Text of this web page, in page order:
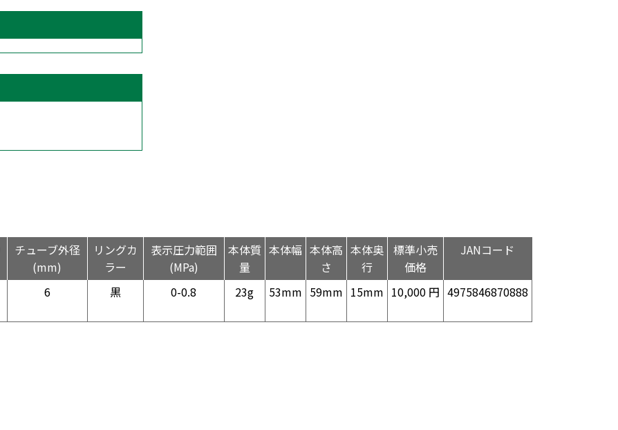
チューブ外径
(mm)
リングカ
ラー
表示圧力範囲
(MPa)
本体質
量
本体幅 本体高
さ
本体奥
行
標準小売
価格
JANコード
6 黒 0-0.8 23g 53mm 59mm 15mm 10,000 円 4975846870888